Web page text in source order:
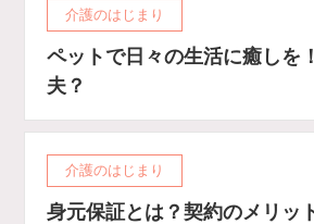
介護のはじまり
ペットで日々の生活に癒しを
夫？
介護のはじまり
身元保証とは？契約のメリッ